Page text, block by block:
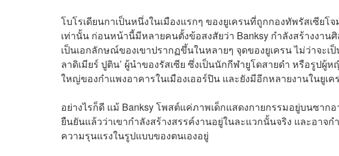
โบโรเดียนกาเป็นหนึ่งในเมืองแรกๆ ของยูเครนที่ถูกกองทัพรัสเซียโ
เท่านั้น ก่อนหน้านี้มีหลายคนตั้งข้อสงสัยว่า Banksy กำลังสร้างงาน
เป็นเอกลักษณ์ของเขาปรากฏขึ้นในหลายๆ จุดของยูเครน ไม่ว่าจะ
ลาดิเมียร์ ปูติน’ ผู้นำของรัสเซีย ซึ่งเป็นนักกีฬายูโดสายดำ หรือรูป
ใหญ่ของกำแพงอาคารในเมืองเออร์ปิน และยังมีอีกหลายงานในยูเ
อย่างไรก็ดี แม้ Banksy โพสต์แค่ภาพเด็กแสดงกายกรรมอยู่บนซาก
ยืนยันแล้วว่าเขากำลังสร้างสรรค์งานอยู่ในละแวกนั้นจริง และอาจ
ความรุนแรงในรูปแบบของตนเองอยู่